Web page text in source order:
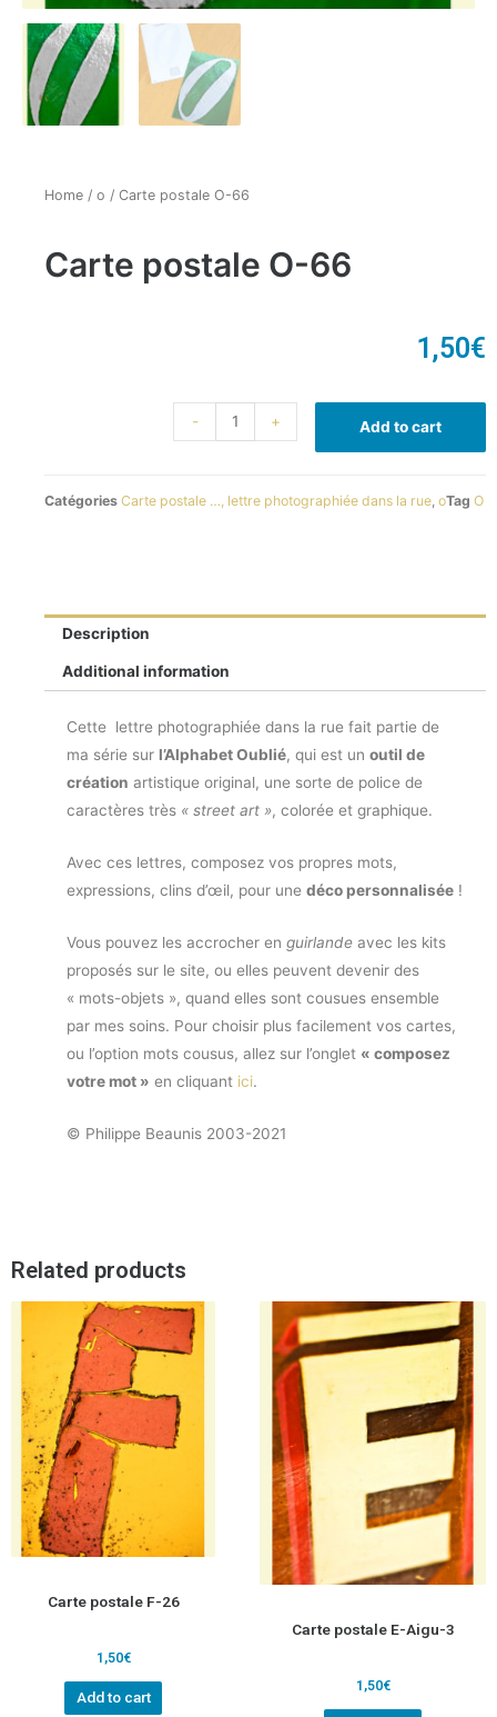
Home / o / Carte postale O-66
Carte postale O-66
1,50€
- + Add to cart
Catégories Carte postale …, lettre photographiée dans la rue oTag O
Description
Additional information
Cette lettre photographiée dans la rue fait partie de
ma série sur l’Alphabet Oublié, qui est un outil de
création artistique original, une sorte de police de
caractères très « street art », colorée et graphique.
Avec ces lettres, composez vos propres mots,
expressions, clins d’œil, pour une déco personnalisée !
Vous pouvez les accrocher en guirlande avec les kits
proposés sur le site, ou elles peuvent devenir des
« mots-objets », quand elles sont cousues ensemble
par mes soins. Pour choisir plus facilement vos cartes,
ou l’option mots cousus, allez sur l’onglet « composez
votre mot » en cliquant ici.
© Philippe Beaunis 2003-2021
Related products
Carte postale F-26
1,50€
Add to cart
Carte postale E-Aigu-3
1,50€